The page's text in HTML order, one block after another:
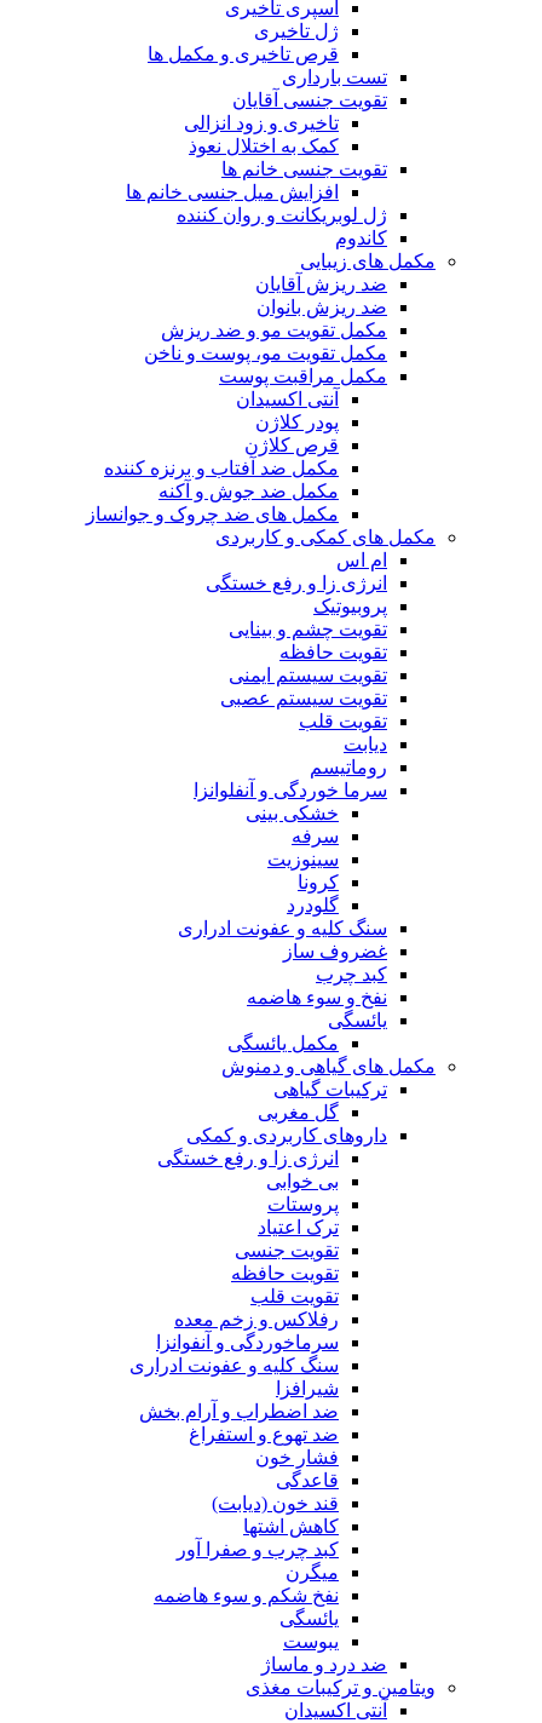
اسپری تاخیری
ژل تاخیری
قرص تاخیری و مکمل ها
تست بارداری
تقویت جنسی آقایان
تاخیری و زود انزالی
کمک به اختلال نعوذ
تقویت جنسی خانم ها
افزایش میل جنسی خانم ها
ژل لوبریکانت و روان کننده
کاندوم
مکمل های زیبایی
ضد ریزش آقایان
ضد ریزش بانوان
مکمل تقویت مو و ضد ریزش
مکمل تقویت مو، پوست و ناخن
مکمل مراقبت پوست
آنتی اکسیدان
پودر کلاژن
قرص کلاژن
مکمل ضد آفتاب و برنزه کننده
مکمل ضد جوش و آکنه
مکمل های ضد چروک و جوانساز
مکمل های کمکی و کاربردی
ام اس
انرژی زا و رفع خستگی
پروبیوتیک
تقویت چشم و بینایی
تقویت حافظه
تقویت سیستم ایمنی
تقویت سیستم عصبی
تقویت قلب
دیابت
روماتیسم
سرما خوردگی و آنفلوانزا
خشکی بینی
سرفه
سینوزیت
کرونا
گلودرد
سنگ کلیه و عفونت ادراری
غضروف ساز
کبد چرب
نفخ و سوء هاضمه
یائسگی
مکمل یائسگی
مکمل های گیاهی و دمنوش
ترکیبات گیاهی
گل مغربی
داروهای کاربردی و کمکی
انرژی زا و رفع خستگی
بی خوابی
پروستات
ترک اعتیاد
تقویت جنسی
تقویت حافظه
تقویت قلب
رفلاکس و زخم معده
سرماخوردگی و آنفوانزا
سنگ کلیه و عفونت ادراری
شیرافزا
ضد اضطراب و آرام بخش
ضد تهوع و استفراغ
فشار خون
قاعدگی
قند خون (دیابت)
کاهش اشتها
کبد چرب و صفرا آور
میگرن
نفخ شکم و سوء هاضمه
یائسگی
یبوست
ضد درد و ماساژ
ویتامین و ترکیبات مغذی
آنتی اکسیدان